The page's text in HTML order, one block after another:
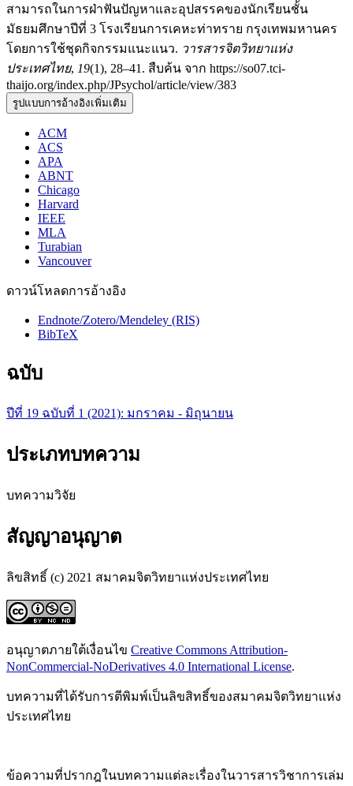
สามารถในการฝ่าฟันปัญหาและอุปสรรคของนักเรียนชั้น
มัธยมศึกษาปีที่ 3 โรงเรียนการเคหะท่าทราย กรุงเทพมหานคร
โดยการใช้ชุดกิจกรรมแนะแนว. วารสารจิตวิทยาแห่ง
ประเทศไทย, 19(1), 28–41. สืบค้น จาก https://so07.tci-
thaijo.org/index.php/JPsychol/article/view/383
รูปแบบการอ้างอิงเพิ่มเติม
ACM
ACS
APA
ABNT
Chicago
Harvard
IEEE
MLA
Turabian
Vancouver
ดาวน์โหลดการอ้างอิง
Endnote/Zotero/Mendeley (RIS)
BibTeX
ฉบับ
ปีที่ 19 ฉบับที่ 1 (2021): มกราคม - มิถุนายน
ประเภทบทความ
บทความวิจัย
สัญญาอนุญาต
ลิขสิทธิ์ (c) 2021 สมาคมจิตวิทยาแห่งประเทศไทย
อนุญาตภายใต้เงื่อนไข Creative Commons Attribution-
NonCommercial-NoDerivatives 4.0 International License.
บทความที่ได้รับการตีพิมพ์เป็นลิขสิทธิ์ของสมาคมจิตวิทยาแห่ง
ประเทศไทย
ข้อความที่ปรากฎในบทความแต่ละเรื่องในวารสารวิชาการเล่ม